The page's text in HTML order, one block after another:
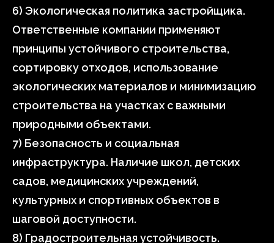
6) Экологическая политика застройщика.
Ответственные компании применяют
принципы устойчивого строительства,
сортировку отходов, использование
экологических материалов и минимизацию
строительства на участках с важными
природными объектами.
7) Безопасность и социальная
инфраструктура. Наличие школ, детских
садов, медицинских учреждений,
культурных и спортивных объектов в
шаговой доступности.
8) Градостроительная устойчивость.